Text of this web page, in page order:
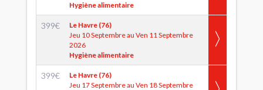
Hygiène alimentaire
399€
Le Havre (76)
Jeu 10 Septembre au Ven 11 Septembre
2026
Hygiène alimentaire
399€
Le Havre (76)
Jeu 17 Septembre au Ven 18 Septembre